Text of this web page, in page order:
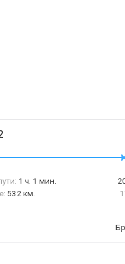
1 ч. 1 мин.
532 км.